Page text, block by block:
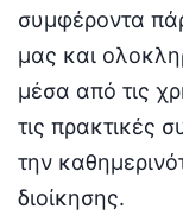
συμφέροντα
μας και
μέσα από τις
τις πρακτικές
την
διοίκησης.